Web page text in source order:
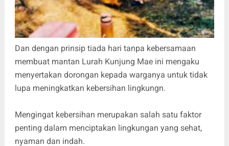
Dan dengan prinsip tiada hari tanpa kebersamaan
membuat mantan Lurah Kunjung Mae ini mengaku
menyertakan dorongan kepada warganya untuk tidak
lupa meningkatkan kebersihan lingkungn.
Mengingat kebersihan merupakan salah satu faktor
penting dalam menciptakan lingkungan yang sehat,
nyaman dan indah.